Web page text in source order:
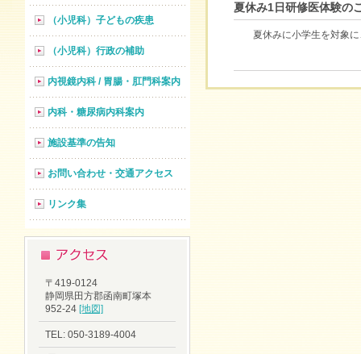
夏休み1日研修医体験の
夏休みに小学生を対象
（小児科）子どもの疾患
（小児科）行政の補助
内視鏡内科 / 胃腸・肛門科案内
内科・糖尿病内科案内
施設基準の告知
お問い合わせ・交通アクセス
リンク集
〒419-0124
静岡県田方郡函南町塚本
952-24 [地図]
TEL: 050-3189-4004